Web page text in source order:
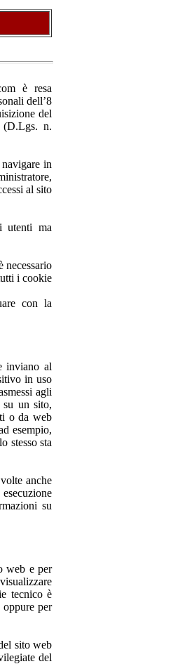
è resa
dell’8
del
(D.Lgs. n.
in
al sito
utenti ma
necessario
i cookie
con la
inviano al
in uso
agli
su un sito,
o da web
esempio,
stesso sta
anche
su
web e per
tecnico è
oppure per
sito web
del